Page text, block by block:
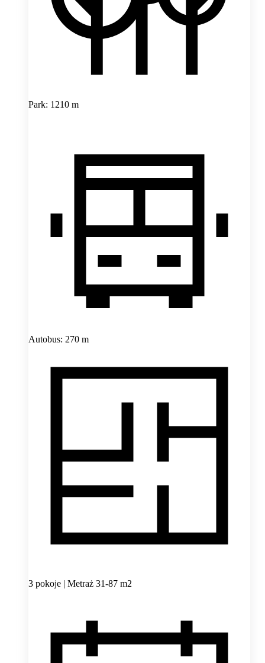
Park: 1210 m
Autobus: 270 m
3 pokoje | Metraż 31-87 m2